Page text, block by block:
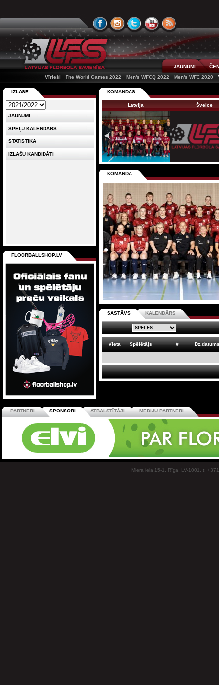
JAUNUMI
Vīrieši
The World Games 2022 Men's WFCQ 2022 Men's WFC 2020
KOMANDAS
Latvija Šveice
KOMANDA
SASTĀVS KALENDĀRS
Vieta Spēlētājs # Dz.datums
IZLASE
JAUNUMI
SPĒĻU KALENDĀRS
STATISTIKA
IZLAŠU KANDIDĀTI
FLOORBALLSHOP.LV
PARTNERI SPONSORI ATBALSTĪTĀJI MEDIJU PARTNERI
Miera iela 15-1, Rīga, LV-1001, t: